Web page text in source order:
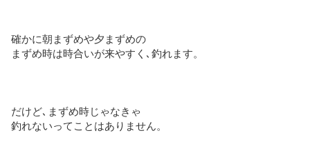
確かに朝まずめや夕まずめの
まずめ時は時合いが来やすく､釣れます。
だけど､まずめ時じゃなきゃ
釣れないってことはありません。